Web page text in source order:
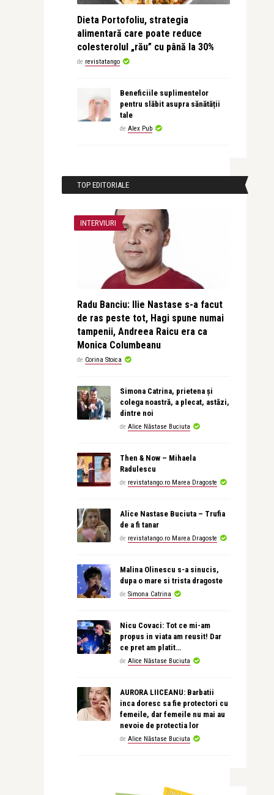
Dieta Portofoliu, strategia
alimentară care poate reduce
colesterolul „rău” cu până la 30%
de revistatango
Beneficiile suplimentelor
pentru slăbit asupra sănătății
tale
de Alex Pub
TOP EDITORIALE
INTERVIURI
Radu Banciu: Ilie Nastase s-a facut
de ras peste tot, Hagi spune numai
tampenii, Andreea Raicu era ca
Monica Columbeanu
de Corina Stoica
Simona Catrina, prietena și
colega noastră, a plecat, astăzi,
dintre noi
de Alice Năstase Buciuta
Then & Now – Mihaela
Radulescu
de revistatango.ro Marea Dragoste
Alice Nastase Buciuta – Trufia
de a fi tanar
de revistatango.ro Marea Dragoste
Malina Olinescu s-a sinucis,
dupa o mare si trista dragoste
de Simona Catrina
Nicu Covaci: Tot ce mi-am
propus in viata am reusit! Dar
ce pret am platit…
de Alice Năstase Buciuta
AURORA LIICEANU: Barbatii
inca doresc sa fie protectori cu
femeile, dar femeile nu mai au
nevoie de protectia lor
de Alice Năstase Buciuta